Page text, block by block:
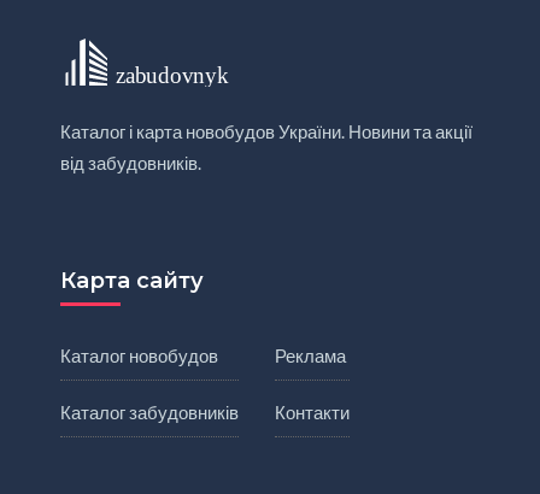
Каталог і карта новобудов України. Новини та акції
від забудовників.
Карта сайту
Каталог новобудов
Каталог забудовників
Реклама
Контакти